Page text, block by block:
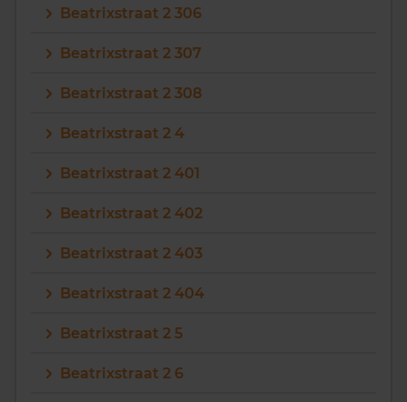
Beatrixstraat 2 306
Beatrixstraat 2 307
Beatrixstraat 2 308
Beatrixstraat 2 4
Beatrixstraat 2 401
Beatrixstraat 2 402
Beatrixstraat 2 403
Beatrixstraat 2 404
Beatrixstraat 2 5
Beatrixstraat 2 6